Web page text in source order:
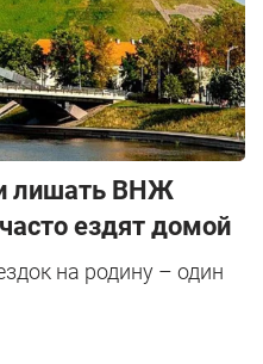
лишать ВНЖ
ездят домой
на родину – один